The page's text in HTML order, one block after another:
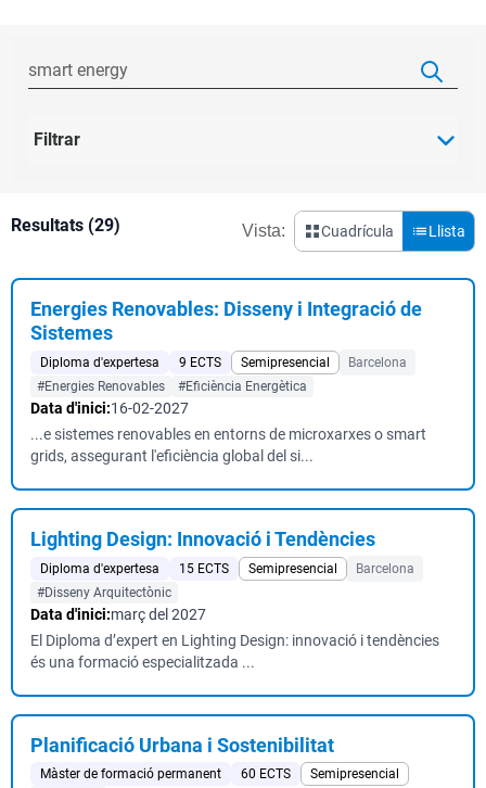
Filtrar
Resultats (29) Vista: Cuadrícula Llista
Energies Renovables: Disseny i Integració de
Sistemes
Diploma d'expertesa 9 ECTS Semipresencial
Barcelona
#Energies Renovables
#Eficiència Energètica
Data d'inici:16-02-2027
...e sistemes renovables en entorns de microxarxes o smart
grids, assegurant l'eficiència global del si...
Lighting Design: Innovació i Tendències
Diploma d'expertesa 15 ECTS Semipresencial
Barcelona
#Disseny Arquitectònic
Data d'inici:març del 2027
El Diploma d’expert en Lighting Design: innovació i tendències
és una formació especialitzada ...
Planificació Urbana i Sostenibilitat
Màster de formació permanent 60 ECTS
Semipresencial